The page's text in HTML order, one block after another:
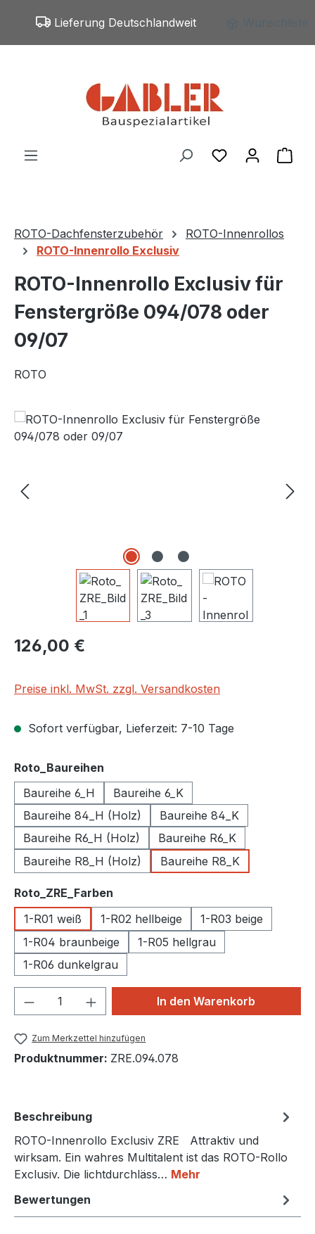
Zum Hauptinhalt springen
Lieferung Deutschlandweit
Du hast 0
ROTO-Dachfensterzubehör
ROTO-Innenrollos
ROTO-Innenrollo Exclusiv
ROTO-Innenrollo Exclusiv für
Fenstergröße 094/078 oder
09/07
ROTO
Bildergalerie überspringen
Regulärer Preis:
126,00 €
Preise inkl. MwSt. zzgl. Versandkosten
Sofort verfügbar, Lieferzeit: 7-10 Tage
Roto_Baureihen
Baureihe 6_H
Baureihe 6_K
Baureihe 84_H (Holz)
Baureihe 84_K
Baureihe R6_H (Holz)
Baureihe R6_K
Baureihe R8_H (Holz)
Baureihe R8_K
Roto_ZRE_Farben
1-R01 weiß
1-R02 hellbeige
1-R03 beige
1-R04 braunbeige
1-R05 hellgrau
1-R06 dunkelgrau
Produkt Anzahl: Gib denIn den Warenkorb
Zum Merkzettel hinzufügen
Produktnummer: ZRE.094.078
Beschreibung
ROTO-Innenrollo Exclusiv ZRE Attraktiv und
wirksam. Ein wahres Multitalent ist das ROTO-Rollo
Exclusiv. Die lichtdurchläss… Mehr
Bewertungen